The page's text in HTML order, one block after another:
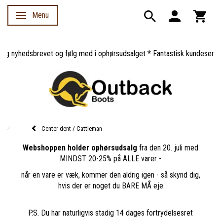
Skifte navigation
Menu
og følg med i ophørsudsalget * Fantastisk kundeservice *
Center dent / Cattleman
Webshoppen holder ophørsudsalg fra den 20. juli med
MINDST 20-25% på ALLE varer -
når en vare er væk, kommer den aldrig igen - så skynd dig,
hvis der er noget du BARE MÅ eje
P.S. Du har naturligvis stadig 14 dages fortrydelsesret